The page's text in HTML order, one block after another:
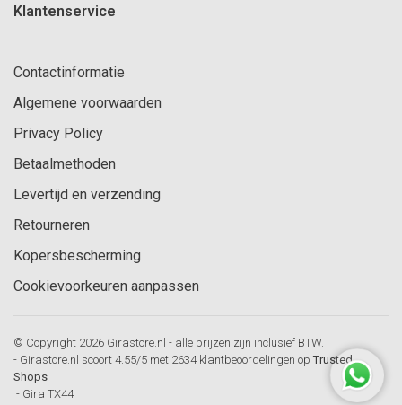
Klantenservice
Contactinformatie
Algemene voorwaarden
Privacy Policy
Betaalmethoden
Levertijd en verzending
Retourneren
Kopersbescherming
Cookievoorkeuren aanpassen
© Copyright 2026 Girastore.nl - alle prijzen zijn inclusief BTW.
- Girastore.nl scoort 4.55/5 met 2634 klantbeoordelingen op Trusted
Shops
- Gira TX44